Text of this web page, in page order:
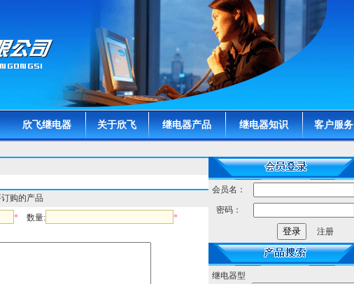
欣飞继电器 关于欣飞 继电器产品 继电器知识 客户服务
购的产品
* 数量: *
会员名：
密码：
注册
继电器型